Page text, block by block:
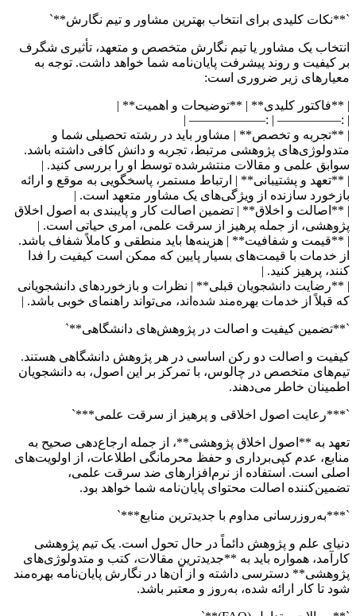
`**نکات کلیدی برای انتخاب بهترین مشاور و تیم نگارش**`
انتخاب یک مشاور یا تیم نگارش متخصص و متعهد، تأثیری شگرف
بر کیفیت و روند پیشرفت پایان‌نامه شما خواهد داشت. توجه به
معیارهای زیر ضروری است:
| **فاکتور کلیدی** | **توضیحات و اهمیت** |
| :————— | :—————— |
| **تجربه و تخصص** | مشاور باید در رشته تحصیلی شما و
متدولوژی‌های پژوهشی مرتبط، تجربه و دانش کافی داشته باشد.
سوابق علمی و مقالات منتشرشده توسط او را بررسی کنید. |
| **تعهد و پشتیبانی** | ارتباط مستمر، پاسخگویی به موقع و ارائه
بازخورد سازنده از ویژگی‌های یک مشاور متعهد است. |
| **اصالت و اخلاق** | تضمین اصالت کار و پایبندی به اصول اخلاق
پژوهشی، از جمله پرهیز از سرقت علمی، امری حیاتی است. |
| **قیمت و شفافیت** | هزینه‌ها باید منطقی و کاملاً شفاف باشد.
از خدمات با قیمت‌های بسیار پایین که ممکن است کیفیت را فدا
کنند، پرهیز کنید. |
| **رضایت دانشجویان قبلی** | نظرات و بازخوردهای دانشجویانی
که قبلاً از خدمات بهره‌مند شده‌اند، می‌تواند راهنمای خوبی باشد. |
`**تضمین کیفیت و اصالت در پژوهش‌های دانشگاهی**`
کیفیت و اصالت دو رکن اساسی در هر پژوهش دانشگاهی هستند.
تیم‌های متخصص در چالوس، با تمرکز بر این اصول، به دانشجویان
اطمینان خاطر می‌دهند.
`***رعایت اصول اخلاقی و پرهیز از سرقت علمی***`
تعهد به **اصول اخلاق پژوهشی**، از جمله ارجاع‌دهی صحیح به
منابع، عدم کپی‌برداری و حفظ محرمانگی اطلاعات، از اولویت‌های
اصلی است. استفاده از نرم‌افزارهای ضد سرقت علمی،
تضمین‌کننده اصالت محتوای پایان‌نامه شما خواهد بود.
`***به‌روزرسانی مداوم با جدیدترین منابع***`
دنیای علم و پژوهش دائماً در حال تحول است. یک تیم پژوهشی
کارآمد، همواره باید به **جدیدترین مقالات، کتب و متدولوژی‌های
پژوهشی** دسترسی داشته و از آن‌ها در نگارش پایان‌نامه بهره‌مند
شود تا کار ارائه شده، به‌روز و معتبر باشد.